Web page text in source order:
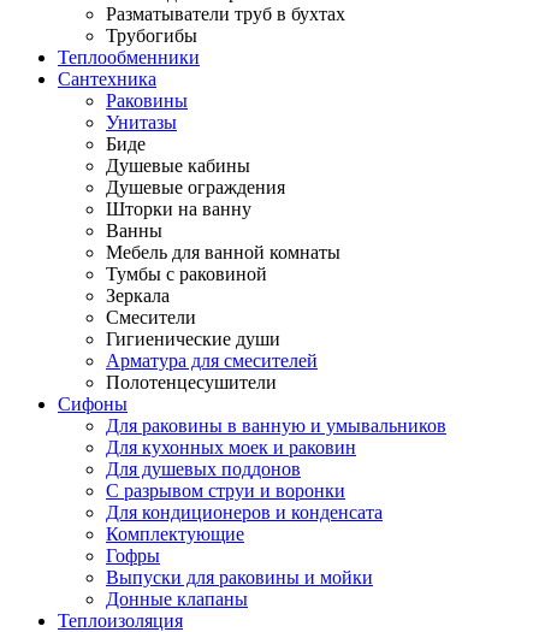
Разматыватели труб в бухтах
Трубогибы
Теплообменники
Сантехника
Раковины
Унитазы
Биде
Душевые кабины
Душевые ограждения
Шторки на ванну
Ванны
Мебель для ванной комнаты
Тумбы с раковиной
Зеркала
Смесители
Гигиенические души
Арматура для смесителей
Полотенцесушители
Сифоны
Для раковины в ванную и умывальников
Для кухонных моек и раковин
Для душевых поддонов
С разрывом струи и воронки
Для кондиционеров и конденсата
Комплектующие
Гофры
Выпуски для раковины и мойки
Донные клапаны
Теплоизоляция